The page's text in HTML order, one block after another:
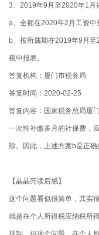
3、2019年9月至2020年1月
a、全额在2020年2月工资中
b、按所属期在2019年9月
税申报表。
答复机构：厦门市税务局
答复时间：2020-02-25
答复内容：国家税务总局厦
一次性补缴多月的社保费，
除。因此，上述方案b是正确
【晶晶亮读后感】
这个问题看似很简单，其实
就是在个人所得税应纳税所